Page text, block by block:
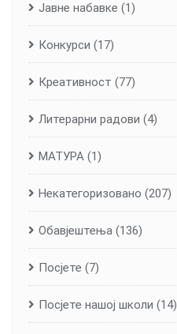
Јавне набавке (1)
Конкурси (17)
Креативност (77)
Литерарни радови (4)
МАТУРА (1)
Некатегоризовано (207)
Обавјештења (136)
Посјете (7)
Посјете нашој школи (14)